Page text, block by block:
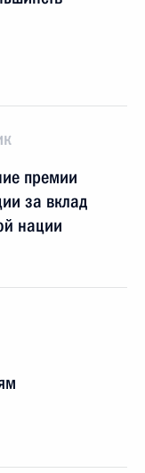
премии
за вклад
нации